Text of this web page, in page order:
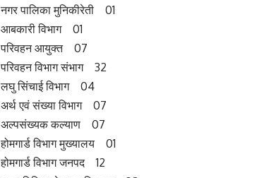
नगर पालिका मुनिकीरेती 01
आबकारी विभाग 01
परिवहन आयुक्त 07
परिवहन विभाग संभाग 32
लघु सिंचाई विभाग 04
अर्थ एवं संख्या विभाग 07
अल्पसंख्यक कल्याण 07
होमगार्ड विभाग मुख्यालय 01
होमगार्ड विभाग जनपद 12